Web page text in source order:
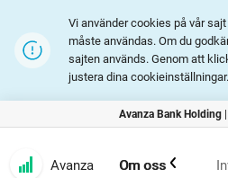
Vi använder cookies på vår
måste användas. Om du
sajten används. Genom att
justera dina cookieinställningar.
Avanza Bank Holding |
Avanza Om oss